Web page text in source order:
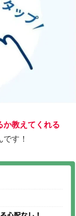
か教えてくれる
す！